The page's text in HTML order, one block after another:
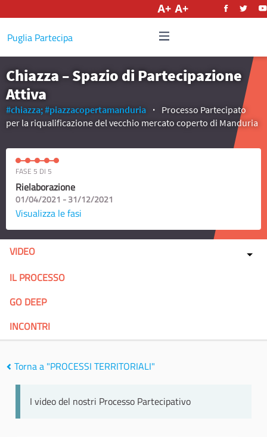
Puglia Partecipa
Chiazza – Spazio di Partecipazione
Attiva
#chiazza;#piazzacopertamanduria
Processo Partecipato
per la riqualificazione del vecchio mercato coperto di Manduria
FASE 5 DI 5
Rielaborazione
01/04/2021 - 31/12/2021
Visualizza le fasi
VIDEO
IL PROCESSO
GO DEEP
INCONTRI
Torna a "PROCESSI TERRITORIALI"
I video del nostri Processo Partecipativo